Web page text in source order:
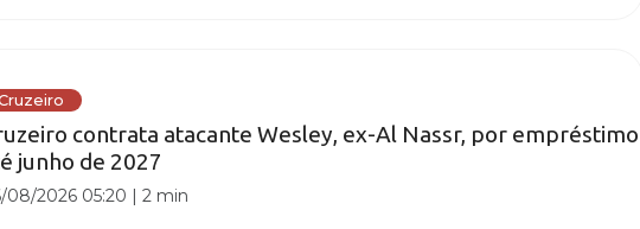
contrata atacante Wesley, ex-Al Nassr, por empréstimo
junho de 2027
08/2026 05:20 |2 min